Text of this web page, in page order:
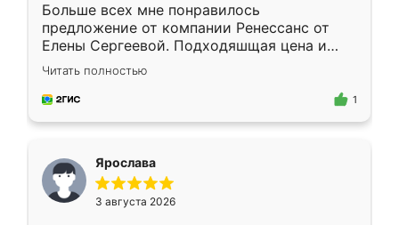
Больше всех мне понравилось
предложение от компании Ренессанс от
Елены Сергеевой. Подходяшщая цена и
короткие сроки изготовления. Приехавший
для замера сотрудник Владислав
предложил по моему эскизу самый
Читать полностью
1
Ярослава
3 августа 2026